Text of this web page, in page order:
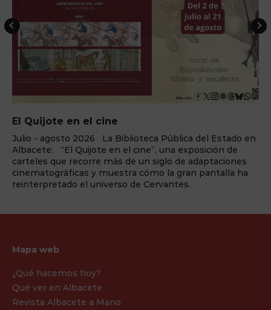
El Quijote en el cine
Julio - agosto 2026 La Biblioteca Pública del Estado en
Albacete: “El Quijote en el cine”, una exposición de
carteles que recorre más de un siglo de adaptaciones
cinematográficas y muestra cómo la gran pantalla ha
reinterpretado el universo de Cervantes.
Mapa web
¿Qué hacemos hoy?
Qué ver en Albacete
Revista Albacete a Mano